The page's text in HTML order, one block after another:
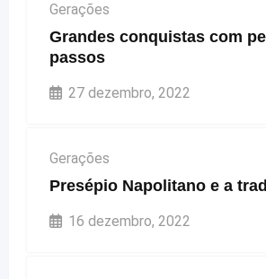
Gerações
Grandes conquistas com
passos
27 dezembro, 2022
Gerações
Presépio Napolitano e a
16 dezembro, 2022